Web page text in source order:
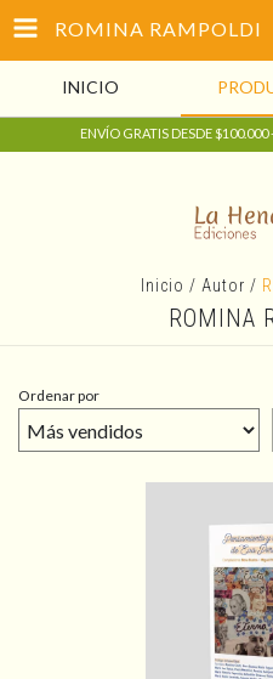
ROMINA RAMPOLDI
INICIO
ENVÍO GRATIS DESDE
Inicio / Autor /
ROMINA
Ordenar por